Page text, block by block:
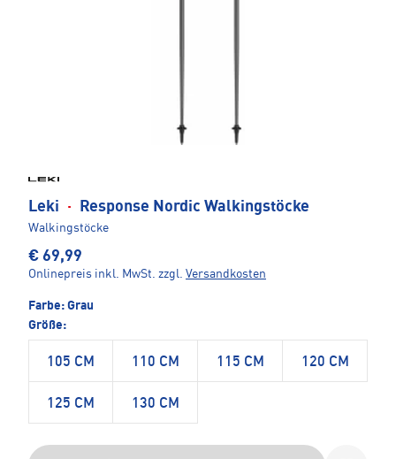
Leki · Response Nordic Walkingstöcke
Walkingstöcke
€ 69,99
Onlinepreis inkl. MwSt. zzgl. Versandkosten
Farbe: Grau
Größe:
105 CM 110 CM 115 CM 120 CM
125 CM 130 CM